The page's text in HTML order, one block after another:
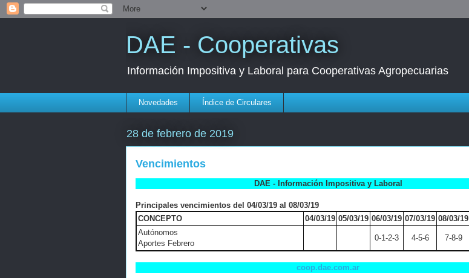
DAE - Cooperativas
Información Impositiva y Laboral para Cooperativas Agropecuarias
Novedades Índice de Circulares
28 de febrero de 2019
Vencimientos
DAE - Información Impositiva y Laboral
Principales vencimientos del 04/03/19 al 08/03/19
CONCEPTO
04/03/19 05/03/19 06/03/19 07/03/19 08/03/19
Autónomos
Aportes Febrero
0-1-2-3 4-5-6 7-8-9
coop.dae.com.ar